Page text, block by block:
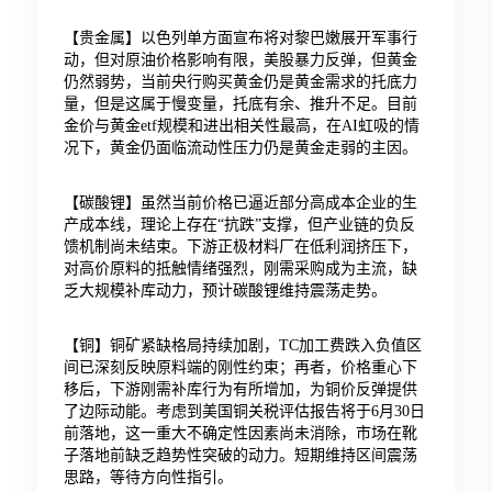
【贵金属】以色列单方面宣布将对黎巴嫩展开军事行
动，但对原油价格影响有限，美股暴力反弹，但黄金
仍然弱势，当前央行购买黄金仍是黄金需求的托底力
量，但是这属于慢变量，托底有余、推升不足。目前
金价与黄金etf规模和进出相关性最高，在AI虹吸的情
况下，黄金仍面临流动性压力仍是黄金走弱的主因。
【碳酸锂】虽然当前价格已逼近部分高成本企业的生
产成本线，理论上存在“抗跌”支撑，但产业链的负反
馈机制尚未结束。下游正极材料厂在低利润挤压下，
对高价原料的抵触情绪强烈，刚需采购成为主流，缺
乏大规模补库动力，预计碳酸锂维持震荡走势。
【铜】铜矿紧缺格局持续加剧，TC加工费跌入负值区
间已深刻反映原料端的刚性约束；再者，价格重心下
移后，下游刚需补库行为有所增加，为铜价反弹提供
了边际动能。考虑到美国铜关税评估报告将于6月30日
前落地，这一重大不确定性因素尚未消除，市场在靴
子落地前缺乏趋势性突破的动力。短期维持区间震荡
思路，等待方向性指引。